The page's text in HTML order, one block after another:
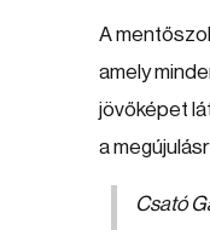
A
amely
jövőképet
a
Csató